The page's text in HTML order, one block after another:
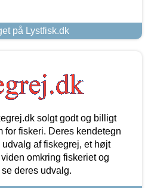
på Lystfisk.dk
solgt godt og billigt
for fiskeri. Deres kendetegn
af fiskegrej, et højt
omkring fiskeriet og
deres udvalg.